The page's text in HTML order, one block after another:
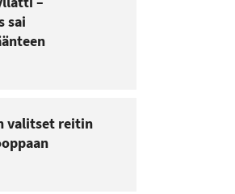
sai
valitset reitin